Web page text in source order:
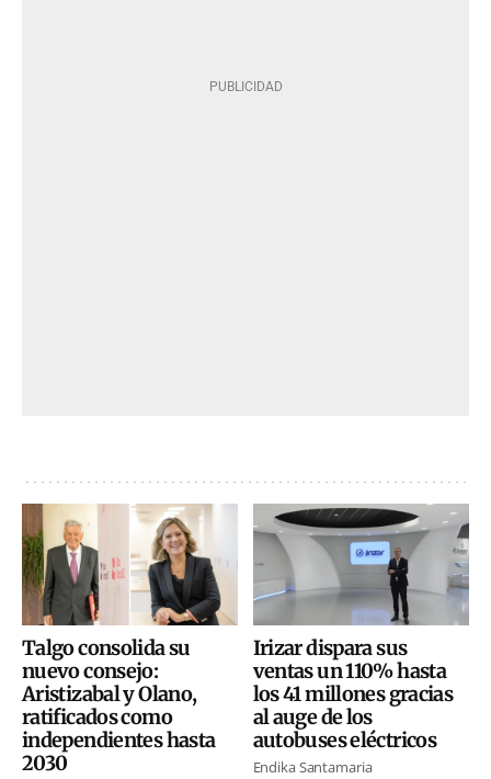
Talgo consolida su
nuevo consejo:
Aristizabal y Olano,
ratificados como
independientes hasta
2030
Irizar dispara sus
ventas un 110% hasta
los 41 millones gracias
al auge de los
autobuses eléctricos
Endika Santamaria